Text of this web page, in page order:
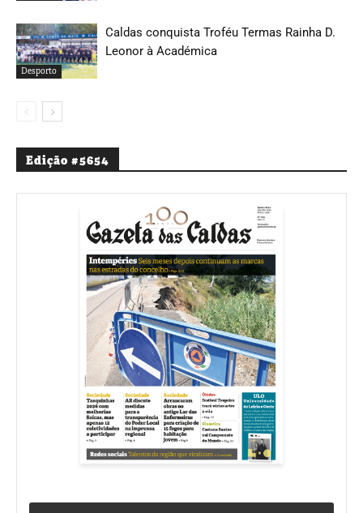
Desporto
Caldas conquista Troféu Termas Rainha D.
Leonor à Académica
Edição #5654